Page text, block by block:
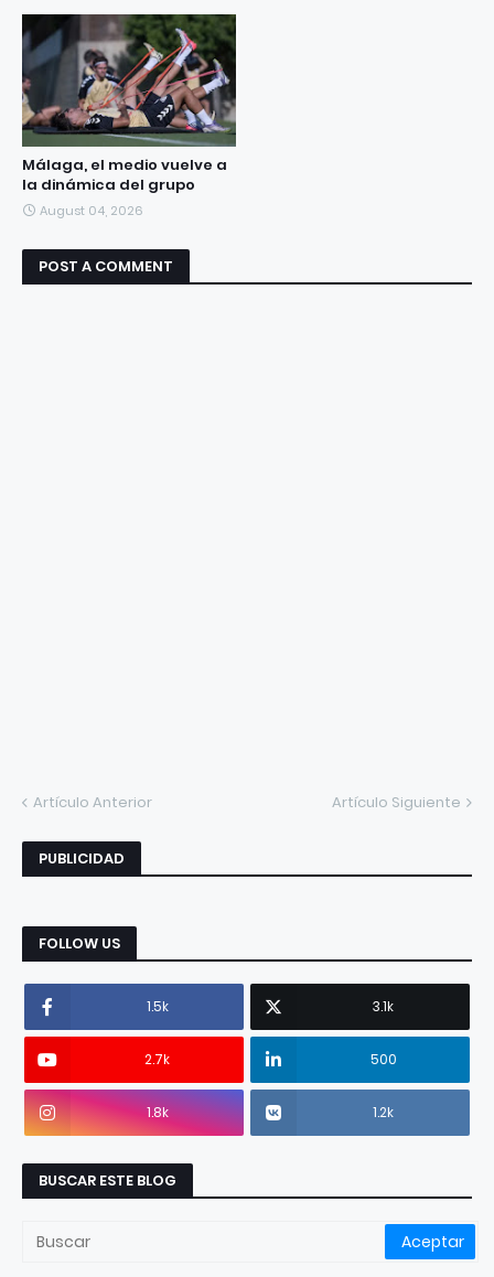
Málaga, el medio vuelve a
la dinámica del grupo
August 04, 2026
POST A COMMENT
Artículo Anterior Artículo Siguiente
PUBLICIDAD
FOLLOW US
1.5k 3.1k
2.7k 500
1.8k 1.2k
BUSCAR ESTE BLOG